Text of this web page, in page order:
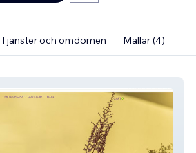
Tjänster och omdömen Mallar (4)